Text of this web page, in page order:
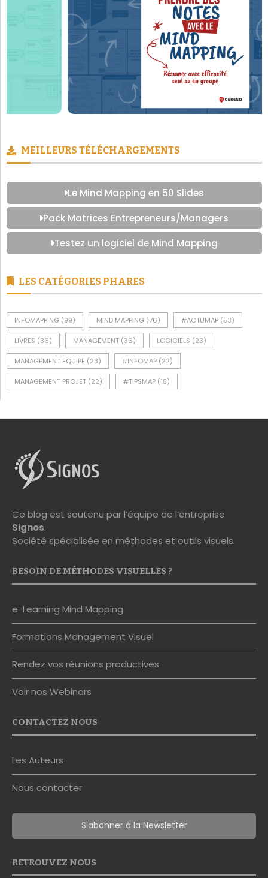
MEILLEURS TÉLÉCHARGEMENTS
Le Mind Mapping en 50 Slides
Pack Matrices Entrepreneurs/Managers
Testez un logiciel de Mind Mapping
LES CATÉGORIES PHARES
INFOMAPPING (99) MIND MAPPING (76) #ACTUMAP (53)
LIVRES (36) MANAGEMENT (36) LOGICIELS (23)
MANAGEMENT EQUIPE (23) #INFOMAP (22)
MANAGEMENT PROJET (22) #TIPSMAP (19)
Ce blog est soutenu par l’équipe de l’entreprise
Signos.
Société spécialisée en méthodes et outils visuels.
BESOIN DE MÉTHODES VISUELLES ?
e-Learning Mind Mapping
Formations Management Visuel
Rendez vos réunions productives
Voir nos Webinars
CONTACTEZ NOUS
Les Auteurs
Nous contacter
S'abonner à la Newsletter
RETROUVEZ NOUS